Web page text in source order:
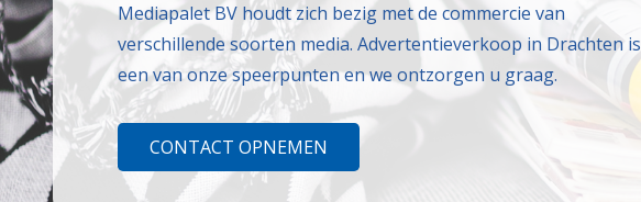
Mediapalet BV houdt zich bezig met de commercie van
verschillende soorten media. Advertentieverkoop in Drachten is
een van onze speerpunten en we ontzorgen u graag.
CONTACT OPNEMEN